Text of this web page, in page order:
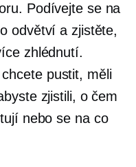
Podívejte se na
odvětví a zjistěte,
zhlédnutí.
pustit, měli
zjistili, o čem
nebo se na co